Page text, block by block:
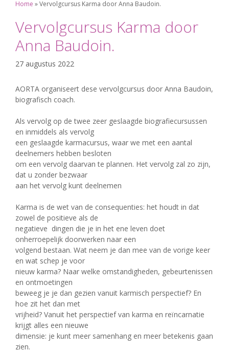
Home »Vervolgcursus Karma door Anna Baudoin.
Vervolgcursus Karma door
Anna Baudoin.
27 augustus 2022
AORTA organiseert dese vervolgcursus door Anna Baudoin,
biografisch coach.
Als vervolg op de twee zeer geslaagde biografiecursussen
en inmiddels als vervolg
een geslaagde karmacursus, waar we met een aantal
deelnemers hebben besloten
om een vervolg daarvan te plannen. Het vervolg zal zo zijn,
dat u zonder bezwaar
aan het vervolg kunt deelnemen
Karma is de wet van de consequenties: het houdt in dat
zowel de positieve als de
negatieve dingen die je in het ene leven doet
onherroepelijk doorwerken naar een
volgend bestaan. Wat neem je dan mee van de vorige keer
en wat schep je voor
nieuw karma? Naar welke omstandigheden, gebeurtenissen
en ontmoetingen
beweeg je je dan gezien vanuit karmisch perspectief? En
hoe zit het dan met
vrijheid? Vanuit het perspectief van karma en reïncarnatie
krijgt alles een nieuwe
dimensie: je kunt meer samenhang en meer betekenis gaan
zien.